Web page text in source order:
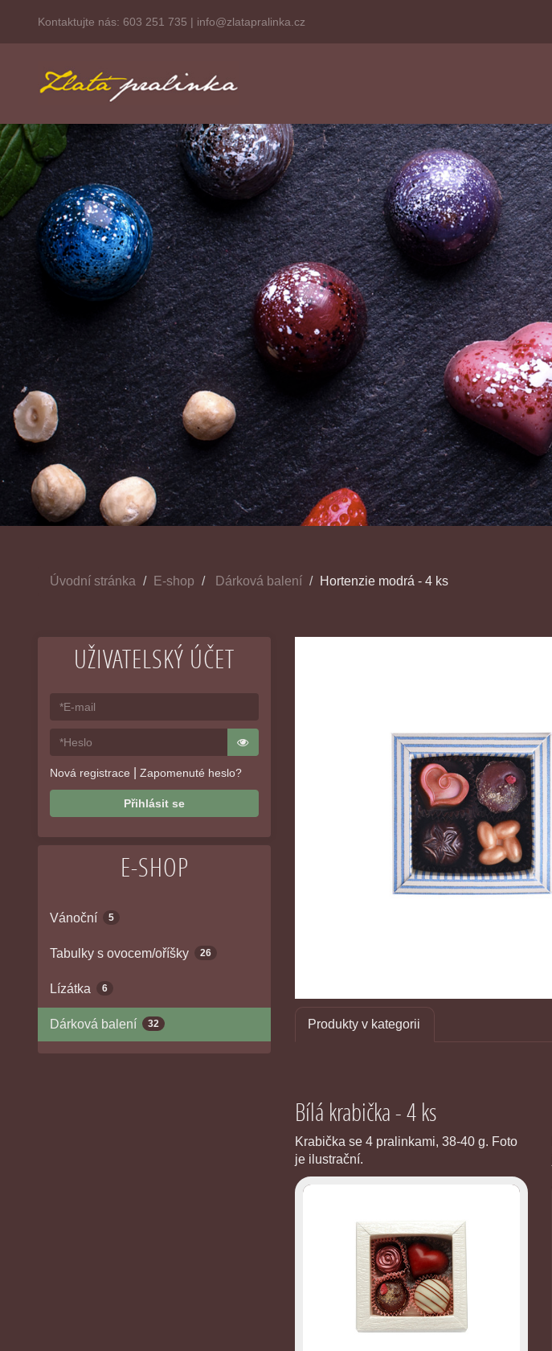
Kontaktujte nás: 603 251 735 | info@zlatapralinka.cz
Úvodní stránka E-shop Dárková balení Hortenzie modrá - 4 ks
UŽIVATELSKÝ ÚČET
Nová registrace Zapomenuté heslo?
Přihlásit se
E-SHOP
Vánoční 5
Tabulky s ovocem/oříšky 26
Lízátka 6
Dárková balení 32 Produkty v kategorii
Bílá krabička - 4 ks
Krabička se 4 pralinkami, 38-40 g. Foto
je ilustrační.